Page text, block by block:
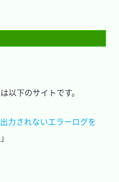
以下のサイトです。
力されないエラーログを